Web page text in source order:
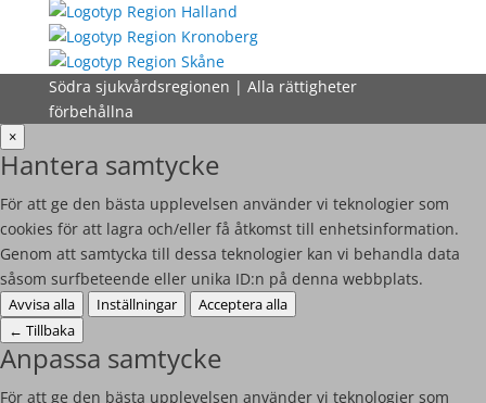
Södra sjukvårdsregionen | Alla rättigheter
förbehållna
×
Hantera samtycke
För att ge den bästa upplevelsen använder vi teknologier som
cookies för att lagra och/eller få åtkomst till enhetsinformation.
Genom att samtycka till dessa teknologier kan vi behandla data
såsom surfbeteende eller unika ID:n på denna webbplats.
Avvisa alla Inställningar
Acceptera alla
← Tillbaka
Anpassa samtycke
För att ge den bästa upplevelsen använder vi teknologier som